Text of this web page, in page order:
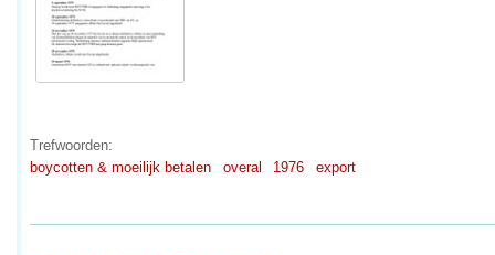
Trefwoorden:
boycotten & moeilijk betalen
overal 1976 export